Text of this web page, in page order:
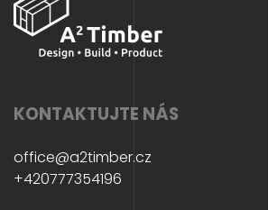
KONTAKTUJTE NÁS
office@a2timber.cz
+420777354196